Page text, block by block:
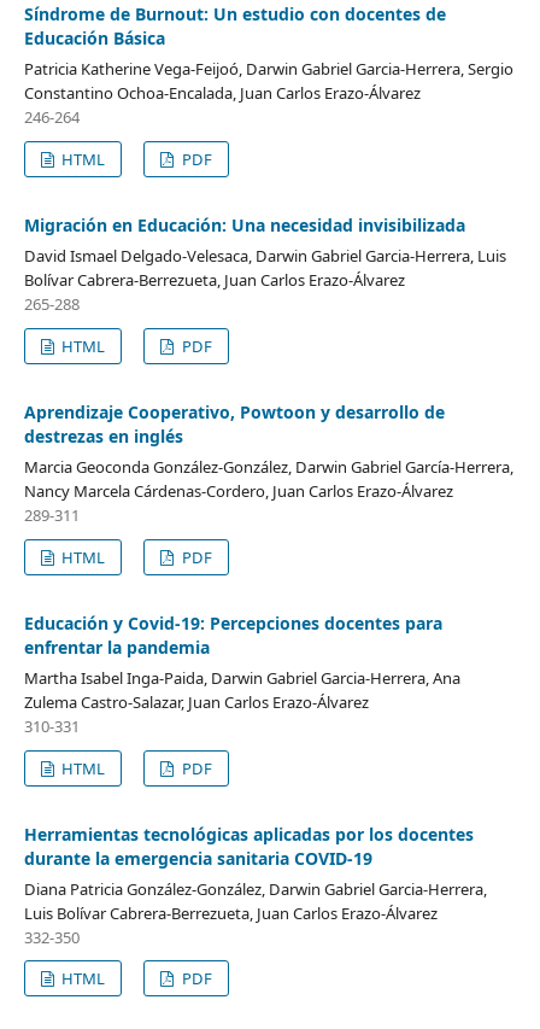
Síndrome de Burnout: Un estudio con docentes de
Educación Básica
Patricia Katherine Vega-Feijoó, Darwin Gabriel Garcia-Herrera, Sergio
Constantino Ochoa-Encalada, Juan Carlos Erazo-Álvarez
246-264
HTML
PDF
Migración en Educación: Una necesidad invisibilizada
David Ismael Delgado-Velesaca, Darwin Gabriel Garcia-Herrera, Luis
Bolívar Cabrera-Berrezueta, Juan Carlos Erazo-Álvarez
265-288
HTML
PDF
Aprendizaje Cooperativo, Powtoon y desarrollo de
destrezas en inglés
Marcia Geoconda González-González, Darwin Gabriel García-Herrera,
Nancy Marcela Cárdenas-Cordero, Juan Carlos Erazo-Álvarez
289-311
HTML
PDF
Educación y Covid-19: Percepciones docentes para
enfrentar la pandemia
Martha Isabel Inga-Paida, Darwin Gabriel Garcia-Herrera, Ana
Zulema Castro-Salazar, Juan Carlos Erazo-Álvarez
310-331
HTML
PDF
Herramientas tecnológicas aplicadas por los docentes
durante la emergencia sanitaria COVID-19
Diana Patricia González-González, Darwin Gabriel Garcia-Herrera,
Luis Bolívar Cabrera-Berrezueta, Juan Carlos Erazo-Álvarez
332-350
HTML
PDF